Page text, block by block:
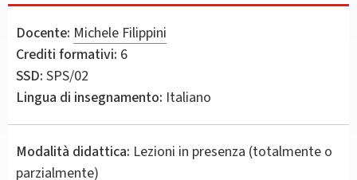
Docente: Michele Filippini
Crediti formativi: 6
SSD: SPS/02
Lingua di insegnamento: Italiano
Modalità didattica: Lezioni in presenza (totalmente o
parzialmente)